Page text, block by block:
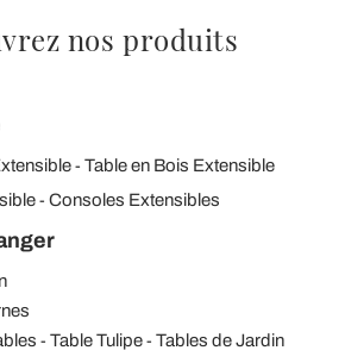
nos produits
Table en Bois Extensible
Consoles Extensibles
Table Tulipe Tables de Jardin